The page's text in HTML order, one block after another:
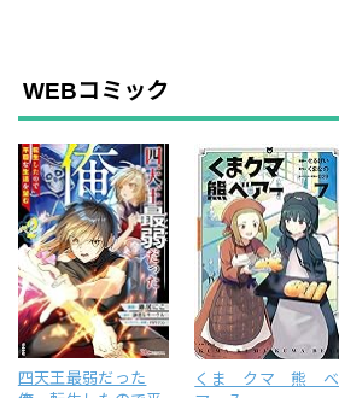
WEBコミック
四天王最弱だった
くま クマ 熊 ベ